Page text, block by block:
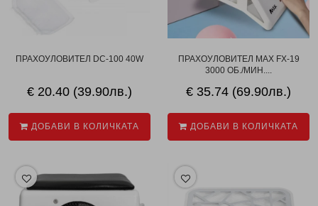
ПРАХОУЛОВИТЕЛ DC-100 40W
€ 20.40 (39.90лв.)
ДОБАВИ В КОЛИЧКАТА
ПРАХОУЛОВИТЕЛ MAX FX-19
3000 ОБ./МИН....
€ 35.74 (69.90лв.)
ДОБАВИ В КОЛИЧКАТА